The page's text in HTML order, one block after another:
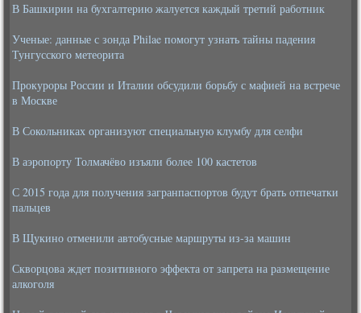
В Башкирии на бухгалтерию жалуется каждый третий работник
Ученые: данные с зонда Philae помогут узнать тайны падения
Тунгусского метеорита
Прокуроры России и Италии обсудили борьбу с мафией на встрече
в Москве
В Сокольниках организуют специальную клумбу для селфи
В аэропорту Толмачёво изъяли более 100 кастетов
С 2015 года для получения загранпаспортов будут брать отпечатки
пальцев
В Щукино отменили автобусные маршруты из-за машин
Скворцова ждет позитивного эффекта от запрета на размещение
алкоголя